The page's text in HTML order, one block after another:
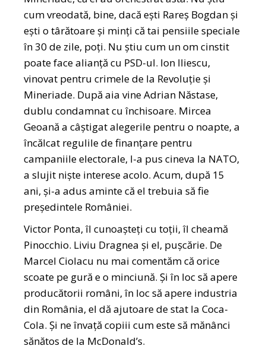
cum vreodată, bine, dacă ești Rareș Bogdan și
ești o târătoare și minți că tai pensiile speciale
în 30 de zile, poți. Nu știu cum un om cinstit
poate face alianță cu PSD-ul. Ion Iliescu,
vinovat pentru crimele de la Revoluție și
Mineriade. După aia vine Adrian Năstase,
dublu condamnat cu închisoare. Mircea
Geoană a câștigat alegerile pentru o noapte, a
încălcat regulile de finanțare pentru
campaniile electorale, l-a pus cineva la NATO,
a slujit niște interese acolo. Acum, după 15
ani, și-a adus aminte că el trebuia să fie
președintele României.
Victor Ponta, îl cunoașteți cu toții, îl cheamă
Pinocchio. Liviu Dragnea și el, pușcărie. De
Marcel Ciolacu nu mai comentăm că orice
scoate pe gură e o minciună. Și în loc să apere
producătorii români, în loc să apere industria
din România, el dă ajutoare de stat la Coca-
Cola. Și ne învață copiii cum este să mănânci
sănătos de la McDonald’s.